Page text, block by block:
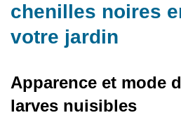
chenilles noires
votre jardin
Apparence et mode
larves nuisibles